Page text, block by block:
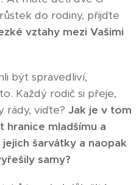
do rodiny, přijďte
vztahy mezi Vašimi
být spravedliví,
Každý rodič si přeje,
rády, viďte? Jak je v tom
hranice mladšímu a
šarvátky a naopak
samy?